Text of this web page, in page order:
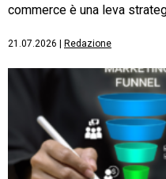
commerce è una leva
21.07.2026 Redazione